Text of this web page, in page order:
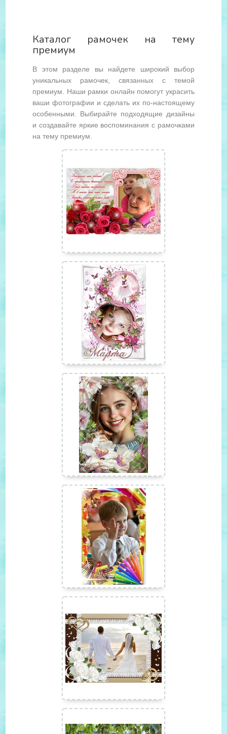
Каталог рамочек на тему
премиум
В этом разделе вы найдете широкий выбор
уникальных рамочек, связанных с темой
премиум. Наши рамки онлайн помогут украсить
ваши фотографии и сделать их по-настоящему
особенными. Выбирайте подходящие дизайны
и создавайте яркие воспоминания с рамочками
на тему премиум.